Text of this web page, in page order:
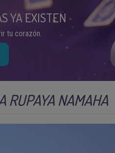
YA EXISTEN
tu corazón.
RUPAYA NAMAHA